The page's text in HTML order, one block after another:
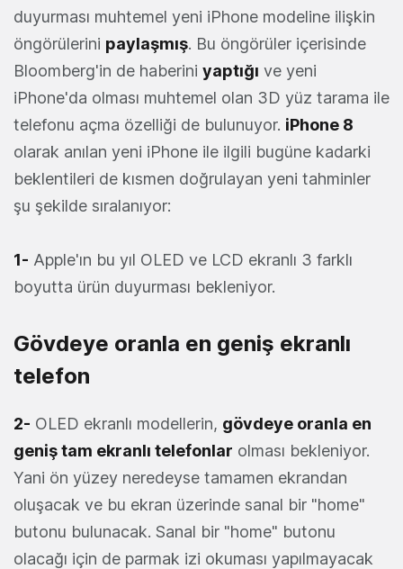
duyurması muhtemel yeni iPhone modeline ilişkin
öngörülerini paylaşmış. Bu öngörüler içerisinde
Bloomberg'in de haberini yaptığı ve yeni
iPhone'da olması muhtemel olan 3D yüz tarama ile
telefonu açma özelliği de bulunuyor. iPhone 8
olarak anılan yeni iPhone ile ilgili bugüne kadarki
beklentileri de kısmen doğrulayan yeni tahminler
şu şekilde sıralanıyor:
1- Apple'ın bu yıl OLED ve LCD ekranlı 3 farklı
boyutta ürün duyurması bekleniyor.
Gövdeye oranla en geniş ekranlı
telefon
2- OLED ekranlı modellerin, gövdeye oranla en
geniş tam ekranlı telefonlar olması bekleniyor.
Yani ön yüzey neredeyse tamamen ekrandan
oluşacak ve bu ekran üzerinde sanal bir "home"
butonu bulunacak. Sanal bir "home" butonu
olacağı için de parmak izi okuması yapılmayacak